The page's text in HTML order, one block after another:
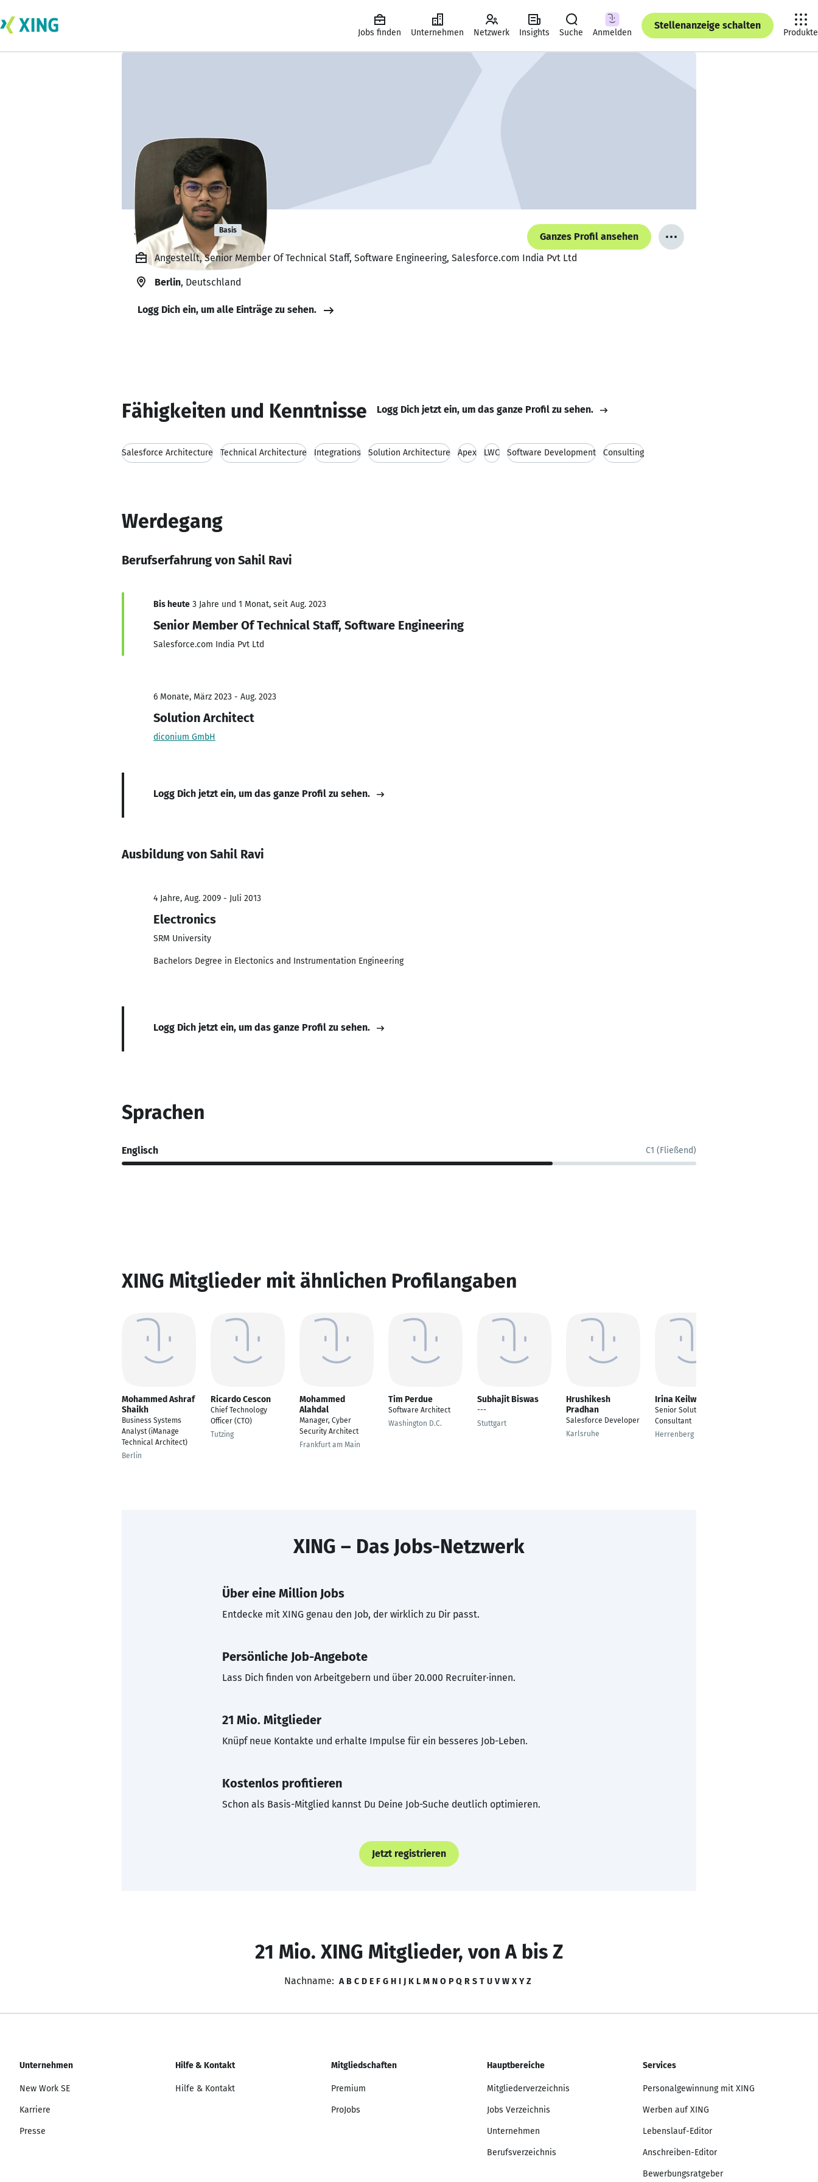
Jobs finden Unternehmen Netzwerk Insights Suche Anmelden
Stellenanzeige schalten
Produkte
Sahil Ravi Basis
Ganzes Profil ansehen
Angestellt, Senior Member Of Technical Staff, Software Engineering, Salesforce.com India Pvt Ltd
Berlin, Deutschland
Logg Dich ein, um alle Einträge zu sehen.
Fähigkeiten und Kenntnisse Logg Dich jetzt ein, um das ganze Profil zu sehen.
Salesforce Architecture Technical Architecture Integrations Solution Architecture Apex LWC Software Development Consulting
Werdegang
Berufserfahrung von Sahil Ravi
Bis heute 3 Jahre und 1 Monat, seit Aug. 2023
Senior Member Of Technical Staff, Software Engineering
Salesforce.com India Pvt Ltd
6 Monate, März 2023 - Aug. 2023
Solution Architect
diconium GmbH
Logg Dich jetzt ein, um das ganze Profil zu sehen.
Ausbildung von Sahil Ravi
4 Jahre, Aug. 2009 - Juli 2013
Electronics
SRM University
Bachelors Degree in Electonics and Instrumentation Engineering
Logg Dich jetzt ein, um das ganze Profil zu sehen.
Sprachen
Englisch C1 (Fließend)
XING Mitglieder mit ähnlichen Profilangaben
Mohammed Ashraf
Shaikh
Business Systems
Analyst (iManage
Technical Architect)
Berlin
Ricardo Cescon
Chief Technology
Officer (CTO)
Tutzing
Mohammed
Alahdal
Manager, Cyber
Security Architect
Frankfurt am Main
Tim Perdue
Software Architect
Washington D.C.
Subhajit Biswas
---
Stuttgart
Hrushikesh
Pradhan
Salesforce Developer
Karlsruhe
Irina Keilwerth
Senior Solution
Consultant
Herrenberg
XING – Das Jobs-Netzwerk
Über eine Million Jobs
Entdecke mit XING genau den Job, der wirklich zu Dir passt.
Persönliche Job-Angebote
Lass Dich finden von Arbeitgebern und über 20.000 Recruiter·innen.
21 Mio. Mitglieder
Knüpf neue Kontakte und erhalte Impulse für ein besseres Job-Leben.
Kostenlos profitieren
Schon als Basis-Mitglied kannst Du Deine Job-Suche deutlich optimieren.
Jetzt registrieren
21 Mio. XING Mitglieder, von A bis Z
Nachname: A B C D E F G H I J K L M N O P Q R S T U V W X Y Z
Unternehmen
New Work SE
Karriere
Presse
Hilfe & Kontakt
Hilfe & Kontakt
Mitgliedschaften
Premium
ProJobs
Hauptbereiche
Mitgliederverzeichnis
Jobs Verzeichnis
Unternehmen
Berufsverzeichnis
Services
Personalgewinnung mit XING
Werben auf XING
Lebenslauf-Editor
Anschreiben-Editor
Bewerbungsratgeber